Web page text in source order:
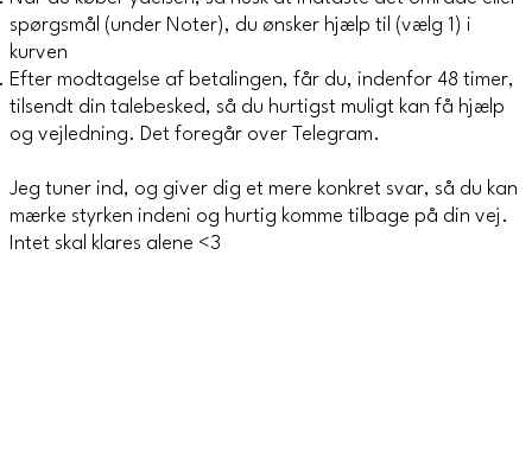
spørgsmål (under Noter), du ønsker hjælp til (vælg 1) i
kurven
Efter modtagelse af betalingen, får du, indenfor 48 timer,
tilsendt din talebesked, så du hurtigst muligt kan få hjælp
og vejledning. Det foregår over Telegram.
Jeg tuner ind, og giver dig et mere konkret svar, så du kan
mærke styrken indeni og hurtig komme tilbage på din vej.
Intet skal klares alene <3